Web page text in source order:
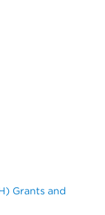
Grants and